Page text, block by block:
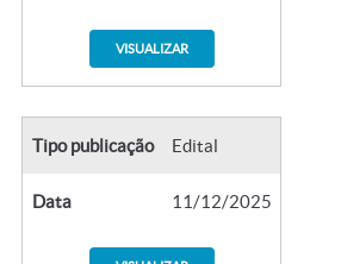
VISUALIZAR
Tipo publicação Edital
Data 11/12/2025